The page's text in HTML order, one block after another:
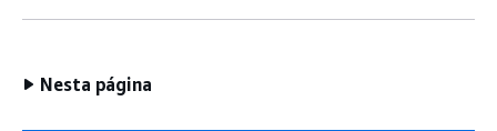
Nesta página